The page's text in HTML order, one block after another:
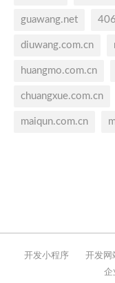
guawang.net
diuwang.com.cn
huangmo.com.cn
chuangxue.com.cn
maiqun.com.cn
开发小程序 开发网
企